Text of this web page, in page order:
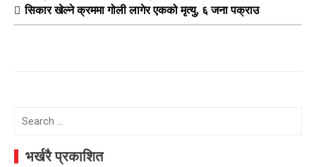
सिकार खेल्ने क्रममा गोली लागेर एकको मृत्यु, ६ जना पक्राउ
Search
भर्खरै प्रकाशित